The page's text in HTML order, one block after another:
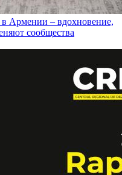
в Армении – вдохновение,
сообщества